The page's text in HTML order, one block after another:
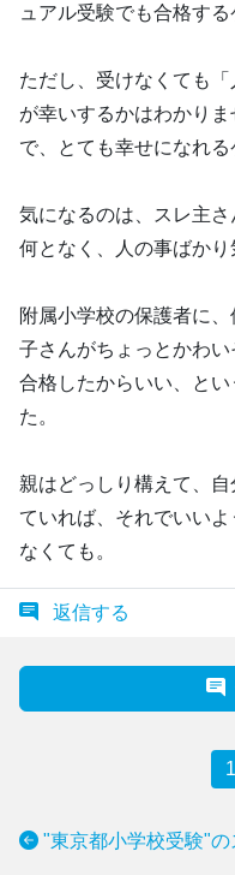
ュアル受験でも合格す
ただし、受けなくても
が幸いするかはわかり
で、とても幸せになれる
気になるのは、スレ主さ
何となく、人の事ばかり
附属小学校の保護者に
子さんがちょっとかわい
合格したからいい、と
た。
親はどっしり構えて、
ていれば、それでいい
なくても。
返信する
1
"東京都小学校受験"の